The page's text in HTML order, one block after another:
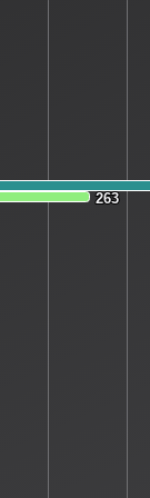
263
263